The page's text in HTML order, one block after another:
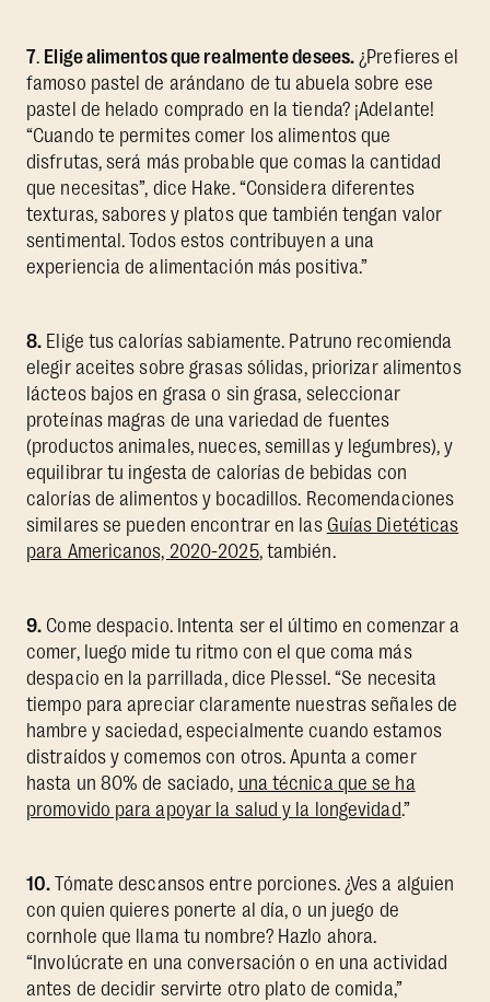
7. Elige alimentos que realmente desees. ¿Prefieres el
famoso pastel de arándano de tu abuela sobre ese
pastel de helado comprado en la tienda? ¡Adelante!
“Cuando te permites comer los alimentos que
disfrutas, será más probable que comas la cantidad
que necesitas”, dice Hake. “Considera diferentes
texturas, sabores y platos que también tengan valor
sentimental. Todos estos contribuyen a una
experiencia de alimentación más positiva.”
8. Elige tus calorías sabiamente. Patruno recomienda
elegir aceites sobre grasas sólidas, priorizar alimentos
lácteos bajos en grasa o sin grasa, seleccionar
proteínas magras de una variedad de fuentes
(productos animales, nueces, semillas y legumbres), y
equilibrar tu ingesta de calorías de bebidas con
calorías de alimentos y bocadillos. Recomendaciones
similares se pueden encontrar en las Guías Dietéticas
para Americanos, 2020-2025, también.
9. Come despacio. Intenta ser el último en comenzar a
comer, luego mide tu ritmo con el que coma más
despacio en la parrillada, dice Plessel. “Se necesita
tiempo para apreciar claramente nuestras señales de
hambre y saciedad, especialmente cuando estamos
distraídos y comemos con otros. Apunta a comer
hasta un 80% de saciado, una técnica que se ha
promovido para apoyar la salud y la longevidad.”
10. Tómate descansos entre porciones. ¿Ves a alguien
con quien quieres ponerte al día, o un juego de
cornhole que llama tu nombre? Hazlo ahora.
“Involúcrate en una conversación o en una actividad
antes de decidir servirte otro plato de comida,”